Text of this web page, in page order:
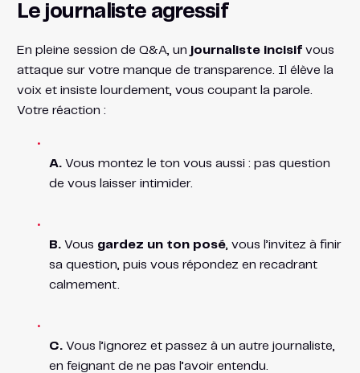
Le journaliste agressif
En pleine session de Q&A, un journaliste incisifvous
attaque sur votre manque de transparence. Il élève la
voix et insiste lourdement, vous coupant la parole.
Votre réaction :
A.Vous montez le ton vous aussi : pas question
de vous laisser intimider.
B.Vous gardez un ton posé, vous l’invitez à finir
sa question, puis vous répondez en recadrant
calmement.
C.Vous l’ignorez et passez à un autre journaliste,
en feignant de ne pas l’avoir entendu.